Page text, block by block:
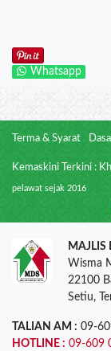
Whatsapp
Terma & Syarat
Kemaskini Terkini :
pelawat sejak 2016
MAJLIS
Wisma
22100
Setiu,
TALIAN AM : 09-
HOTLINE : 09-609